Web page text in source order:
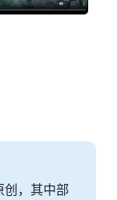
，其中部